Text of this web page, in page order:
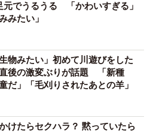
請書は初公開。杜氏養成学校
経験で伝えられてきた醸造技
たことは間違いない。また、
た酒を持ち寄り、競い合って
。備中杜氏自醸清酒品評会の
の受賞者名を記すペナントリ
ら106回を数える歴史の重み
でうるうる 「かわいすぎる」
みたい」
物みたい」初めて川遊びをした
後の激変ぶりが話題 「新種
だ」「毛刈りされたあとの羊」
けたらセクハラ？ 黙っていたら